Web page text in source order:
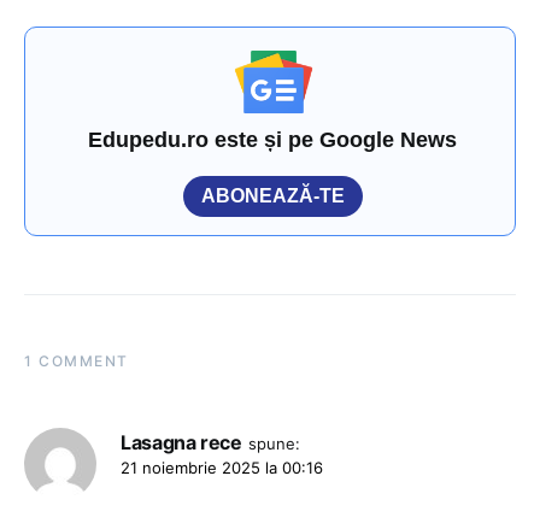
Edupedu.ro este și pe Google News
ABONEAZĂ-TE
1 COMMENT
Lasagna rece spune:
21 noiembrie 2025 la 00:16